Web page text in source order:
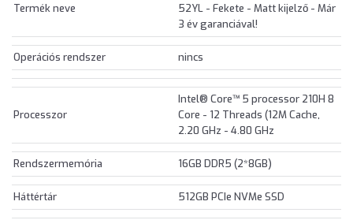
Termék neve
52YL - Fekete - Matt kijelző - Már
3 év garanciával!
Operációs rendszer nincs
Processzor
Intel® Core™ 5 processor 210H 8
Core - 12 Threads (12M Cache,
2.20 GHz - 4.80 GHz
Rendszermemória 16GB DDR5 (2*8GB)
Háttértár 512GB PCIe NVMe SSD